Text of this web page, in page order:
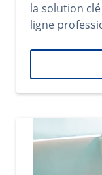
la solution
ligne